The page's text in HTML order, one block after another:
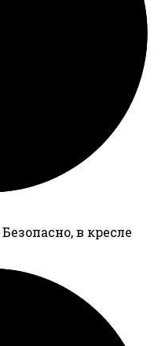
Безопасно, в кресле